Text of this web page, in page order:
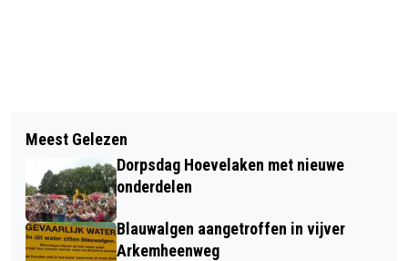
5 JULI, ANITA MENSINK OVERLEDEN
KIPPENVLEUGELS WINNEN
STRAATVOETBALTOERNOOI
Meest Gelezen
Dorpsdag Hoevelaken met nieuwe
onderdelen
Blauwalgen aangetroffen in vijver
Arkemheenweg